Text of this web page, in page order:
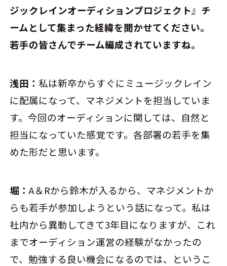
ジックレインオーディションプロジェクト』チ
ームとして集まった経緯を聞かせてください。
若手の皆さんでチーム編成されていますね。
浅田： 私は新卒からすぐにミュージックレイン
に配属になって、マネジメントを担当していま
す。今回のオーディションに関しては、自然と
担当になっていた感覚です。各部署の若手を集
めた形だと思います。
堀：A＆Rから鈴木が入るから、マネジメントか
らも若手が参加しようという話になって。私は
社内から異動してきて3年目になりますが、これ
までオーディション運営の経験がなかったの
で、勉強する良い機会になるのでは、というこ